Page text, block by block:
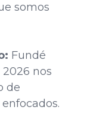
somos
Fundé
2026 nos
de